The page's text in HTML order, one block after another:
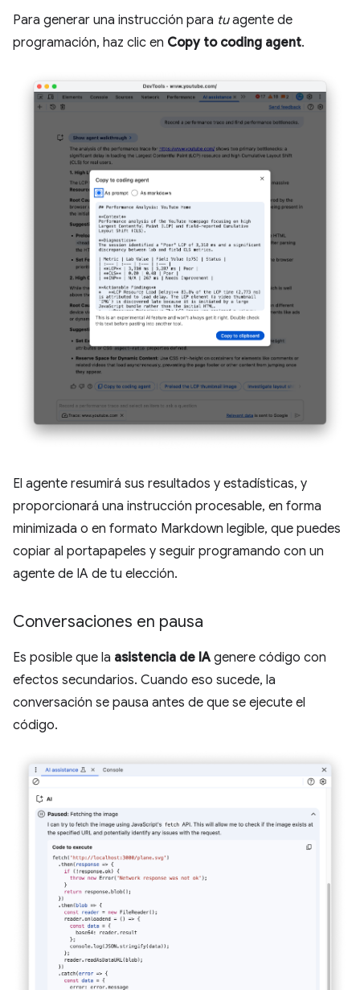
Para generar una instrucción para tuagente de
programación, haz clic en Copy to coding agent.
El agente resumirá sus resultados y estadísticas, y
proporcionará una instrucción procesable, en forma
minimizada o en formato Markdown legible, que puedes
copiar al portapapeles y seguir programando con un
agente de IA de tu elección.
Conversaciones en pausa
Es posible que la asistencia de IA genere código con
efectos secundarios. Cuando eso sucede, la
conversación se pausa antes de que se ejecute el
código.